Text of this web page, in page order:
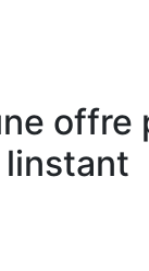
offre
linstant